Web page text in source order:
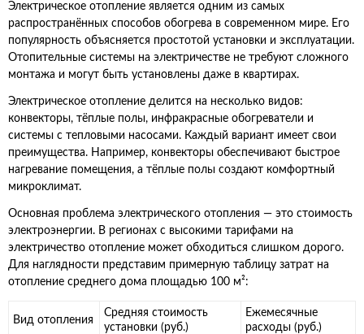
Электрическое отопление является одним из самых
распространённых способов обогрева в современном мире. Его
популярность объясняется простотой установки и эксплуатации.
Отопительные системы на электричестве не требуют сложного
монтажа и могут быть установлены даже в квартирах.
Электрическое отопление делится на несколько видов:
конвекторы, тёплые полы, инфракрасные обогреватели и
системы с тепловыми насосами. Каждый вариант имеет свои
преимущества. Например, конвекторы обеспечивают быстрое
нагревание помещения, а тёплые полы создают комфортный
микроклимат.
Основная проблема электрического отопления — это стоимость
электроэнергии. В регионах с высокими тарифами на
электричество отопление может обходиться слишком дорого.
Для наглядности представим примерную таблицу затрат на
отопление среднего дома площадью 100 м²:
Вид отопления
Средняя стоимость
установки (руб.)
Ежемесячные
расходы (руб.)